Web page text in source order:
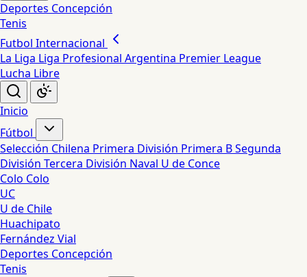
Deportes Concepción
Tenis
Futbol Internacional
La Liga Liga Profesional Argentina Premier League
Lucha Libre
Inicio
Fútbol
Selección Chilena Primera División Primera BSegunda
División Tercera División Naval U de Conce
Colo Colo
UC
U de Chile
Huachipato
Fernández Vial
Deportes Concepción
Tenis